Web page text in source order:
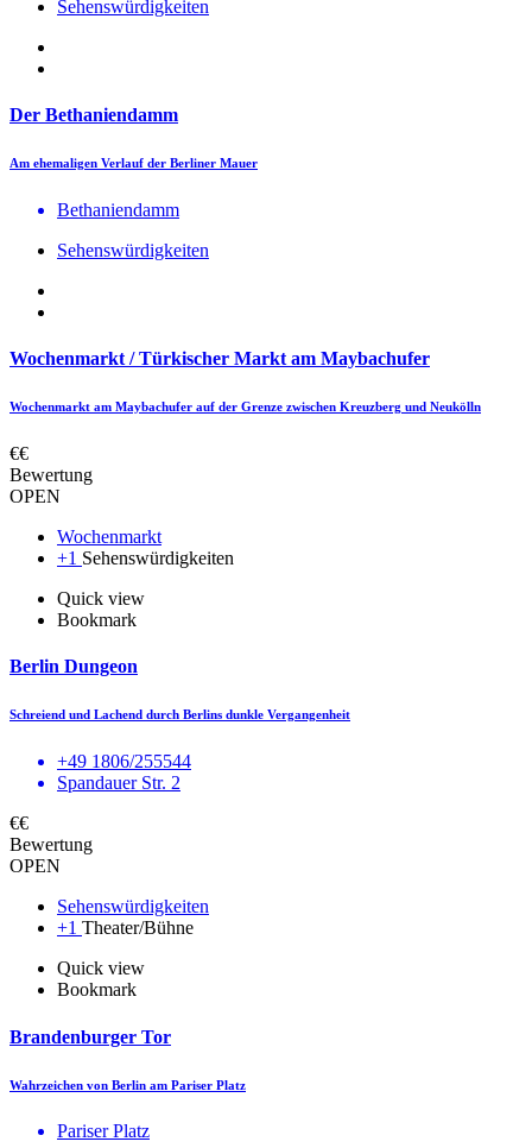
Sehenswürdigkeiten
Der Bethaniendamm
Am ehemaligen Verlauf der Berliner Mauer
Bethaniendamm
Sehenswürdigkeiten
Wochenmarkt / Türkischer Markt am Maybachufer
Wochenmarkt am Maybachufer auf der Grenze zwischen Kreuzberg und Neukölln
€€
Bewertung
OPEN
Wochenmarkt
+1 Sehenswürdigkeiten
Quick view
Bookmark
Berlin Dungeon
Schreiend und Lachend durch Berlins dunkle Vergangenheit
+49 1806/255544
Spandauer Str. 2
€€
Bewertung
OPEN
Sehenswürdigkeiten
+1 Theater/Bühne
Quick view
Bookmark
Brandenburger Tor
Wahrzeichen von Berlin am Pariser Platz
Pariser Platz